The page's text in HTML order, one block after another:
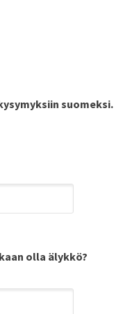
suomeksi.
olla älykkö?